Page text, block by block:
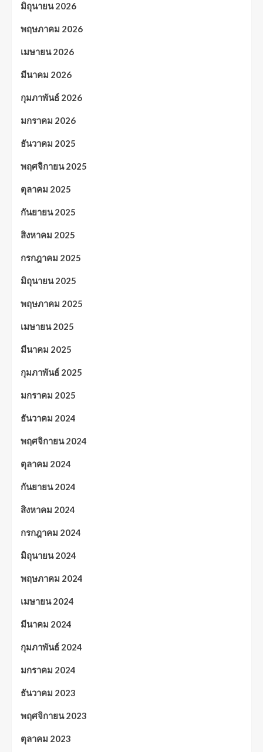
มิถุนายน 2026
พฤษภาคม 2026
เมษายน 2026
มีนาคม 2026
กุมภาพันธ์ 2026
มกราคม 2026
ธันวาคม 2025
พฤศจิกายน 2025
ตุลาคม 2025
กันยายน 2025
สิงหาคม 2025
กรกฎาคม 2025
มิถุนายน 2025
พฤษภาคม 2025
เมษายน 2025
มีนาคม 2025
กุมภาพันธ์ 2025
มกราคม 2025
ธันวาคม 2024
พฤศจิกายน 2024
ตุลาคม 2024
กันยายน 2024
สิงหาคม 2024
กรกฎาคม 2024
มิถุนายน 2024
พฤษภาคม 2024
เมษายน 2024
มีนาคม 2024
กุมภาพันธ์ 2024
มกราคม 2024
ธันวาคม 2023
พฤศจิกายน 2023
ตุลาคม 2023